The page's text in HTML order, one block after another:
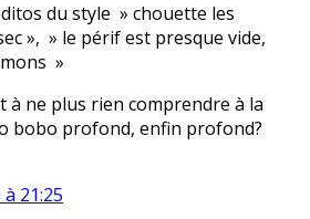
du style » chouette les
», » le périf est presque vide,
»
à ne plus rien comprendre à la
bobo profond, enfin profond?
21:25